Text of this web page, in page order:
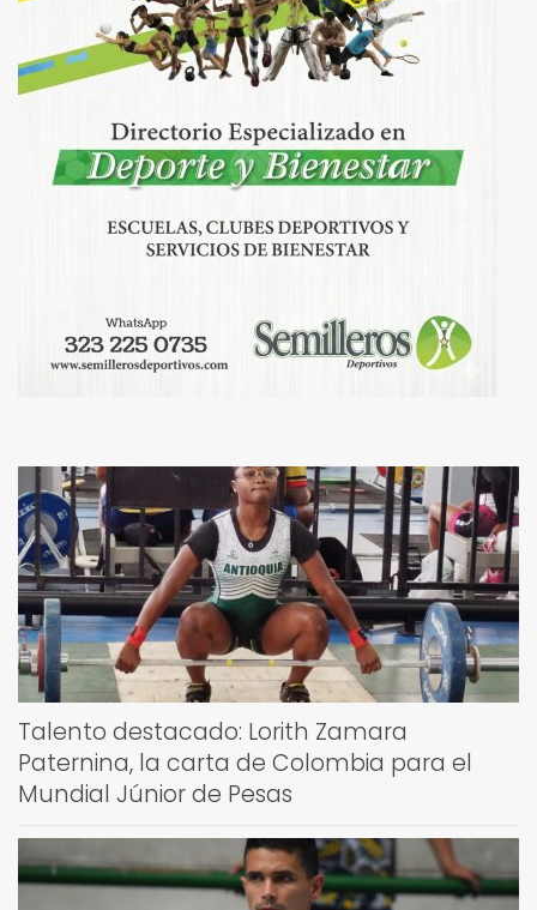
Talento destacado: Lorith Zamara
Paternina, la carta de Colombia para el
Mundial Júnior de Pesas